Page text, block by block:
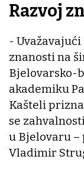
Razvoj
-
znanosti na
Bjelovarsko-
akademiku
Kašteli
se
u Bjelovaru –
Vladimir